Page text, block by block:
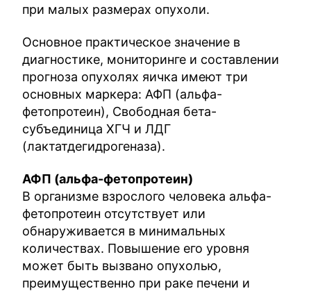
при малых размерах опухоли.
Основное практическое значение в
диагностике, мониторинге и составлении
прогноза опухолях яичка имеют три
основных маркера: АФП (альфа-
фетопротеин), Свободная бета-
субъединица ХГЧ и ЛДГ
(лактатдегидрогеназа).
АФП (альфа-фетопротеин)
В организме взрослого человека альфа-
фетопротеин отсутствует или
обнаруживается в минимальных
количествах. Повышение его уровня
может быть вызвано опухолью,
преимущественно при раке печени и